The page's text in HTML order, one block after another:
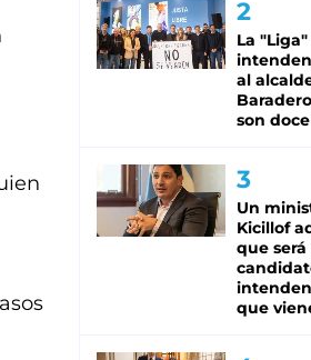
La
al
son doce
Un
Kicillof
que será
que